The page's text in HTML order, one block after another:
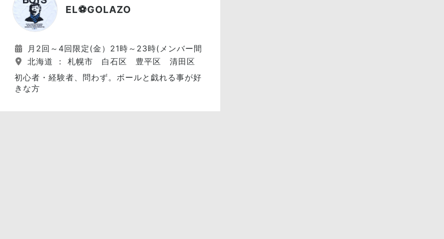
EL⚽GOLAZO
月2回～4回限定(金）21時～23時(メンバー間で調整して決定）
北海道 ： 札幌市 白石区 豊平区 清田区
初心者・経験者、問わず。ボールと戯れる事が好
きな方